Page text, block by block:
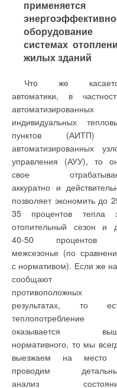
применяется
оборудование
системах
жилых зданий
Что же
автоматики, в
автоматизированных
индивидуальных
пунктов (АИТП)
автоматизированных
управления (АУУ), то
свое
аккуратно и
позволяет экономить до
35 процентов тепла
отопительный сезон и
40-50 процентов
межсезонье (по
с нормативом). Если же
сообщают
противоположных
результатах, то
теплопотребление
оказывается
нормативного, то мы
выезжаем на место
проводим
анализ
агрессивные,
взрывоопасные
вызывающие
среды, вязкие
среды с твердыми
включениями, высокое
экстремальные
температуры.
Специальное
материальное
научно
конструктивное
гарантирует
уровень
промышленной
специалисты
сервисной службы
ООО
оказывают
своевременную
грамотную
техническую
поддержку
внешних линиях подачи
питания).
Основное и
топливо
В некоторых
условиями
режима, помимо основного
горючего —
газа,
предусмотреть
использование
(мазут, дизель,
конденсат
фракции и т.д.).
устанавливаются
называемые
комбинированные
допускающие
использование
видов
Большинство
производителей
предусматривают
модулирующий
управления на
топливе
управление
горелки) и